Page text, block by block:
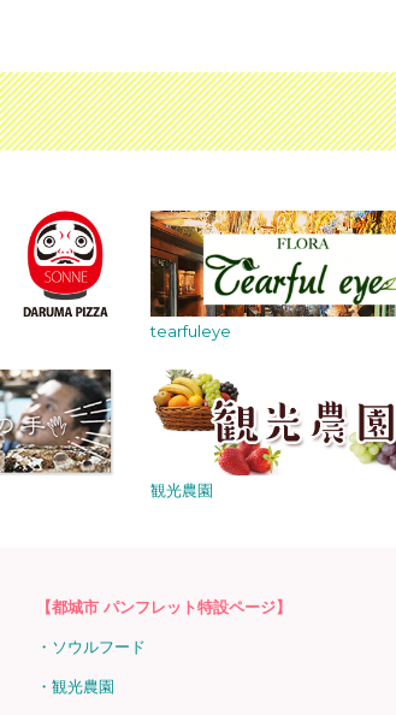
tearfuleye
観光農園
【都城市 パンフレット特設ページ】
ソウルフード
観光農園